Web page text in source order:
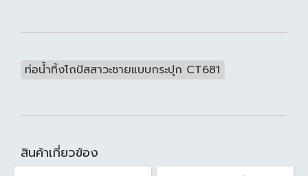
ท่อน้ำทิ้งโถปัสสาวะชายแบบกระปุก CT681
สินค้าเกี่ยวข้อง